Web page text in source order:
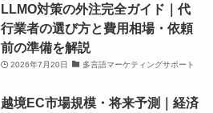
LLMO対策の外注完全ガイド｜代
行業者の選び方と費用相場・依頼
前の準備を解説
2026年7月20日 多言語マーケティングサポート
越境EC市場規模・将来予測｜経済